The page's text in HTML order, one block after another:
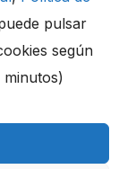
pulsar
según
11500,